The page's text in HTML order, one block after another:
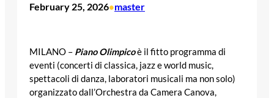
February 25, 2026•master
MILANO – Piano Olimpicoè il fitto programma di
eventi (concerti di classica, jazz e world music,
spettacoli di danza, laboratori musicali ma non solo)
organizzato dall’Orchestra da Camera Canova,